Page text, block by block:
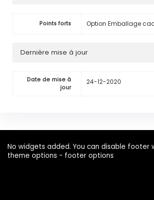
Points forts Option Emballage
Dernière mise à jour
Date de mise à
jour
24-12-2020
No widgets added. You can disable footer
theme options - footer options